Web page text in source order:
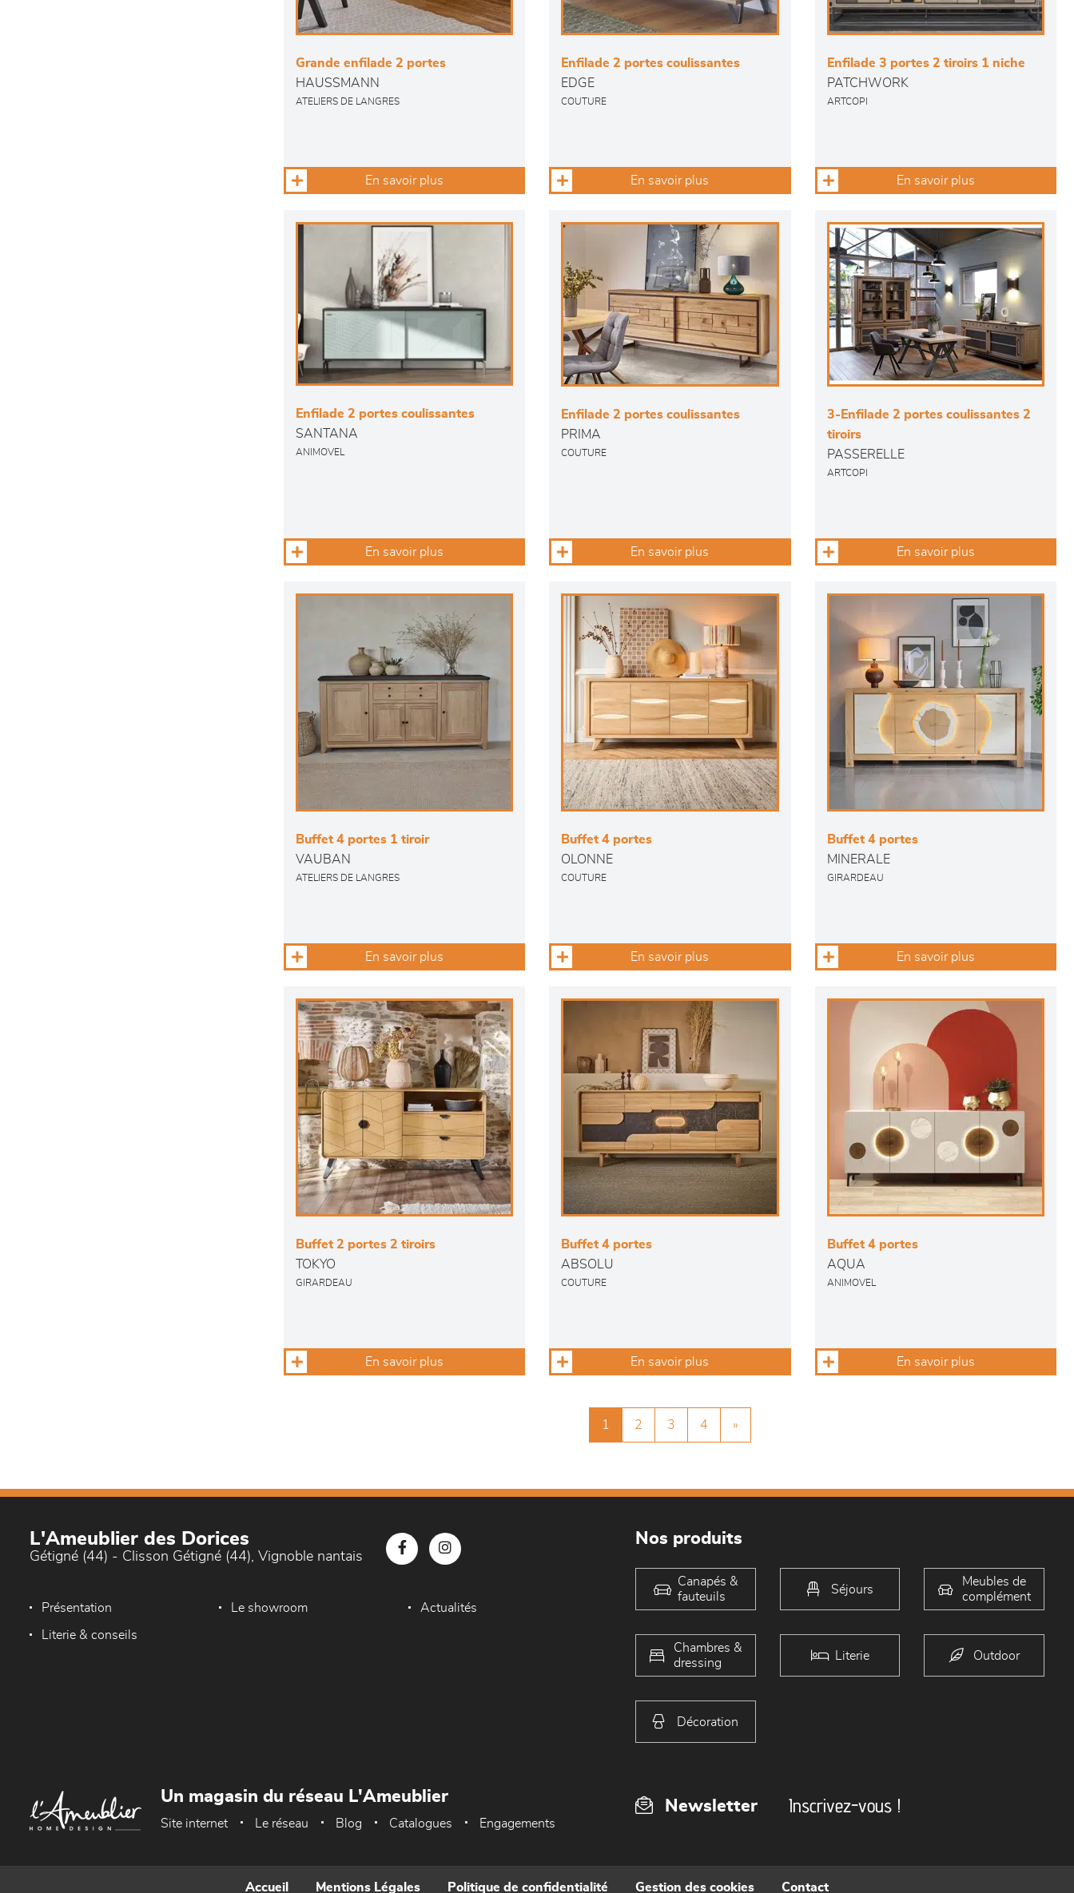
Grande enfilade 2 portes
HAUSSMANN
ATELIERS DE LANGRES
En savoir plus
Enfilade 2 portes coulissantes
EDGE
COUTURE
En savoir plus
Enfilade 3 portes 2 tiroirs 1 niche
PATCHWORK
ARTCOPI
En savoir plus
Enfilade 2 portes coulissantes
SANTANA
ANIMOVEL
En savoir plus
Enfilade 2 portes coulissantes
PRIMA
COUTURE
En savoir plus
3-Enfilade 2 portes coulissantes 2
tiroirs
PASSERELLE
ARTCOPI
En savoir plus
Buffet 4 portes 1 tiroir
VAUBAN
ATELIERS DE LANGRES
En savoir plus
Buffet 4 portes
OLONNE
COUTURE
En savoir plus
Buffet 4 portes
MINERALE
GIRARDEAU
En savoir plus
Buffet 2 portes 2 tiroirs
TOKYO
GIRARDEAU
En savoir plus
Buffet 4 portes
ABSOLU
COUTURE
En savoir plus
Buffet 4 portes
AQUA
ANIMOVEL
En savoir plus
1 2 3 4 »
L'Ameublier des Dorices
Gétigné (44) - Clisson Gétigné (44), Vignoble nantais
Présentation Le showroom Actualités
Literie & conseils
Nos produits
Canapés &
fauteuils
Séjours
Meubles de
complément
Chambres &
dressing
Literie Outdoor
Décoration
Newsletter Inscrivez-vous !
Un magasin du réseau L'Ameublier
Site internet Le réseau Blog Catalogues Engagements
Accueil Mentions Légales Politique de confidentialité Gestion des cookies Contact